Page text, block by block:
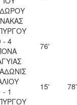
- 4
76'
- 1
15' 78'